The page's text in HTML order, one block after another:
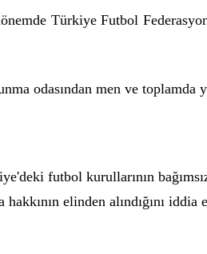
Türkiye Futbol
odasından men ve
futbol kurullarının
elinden alındığını iddia